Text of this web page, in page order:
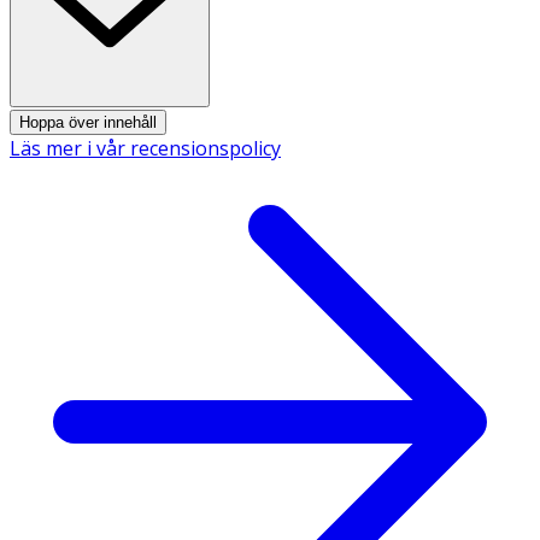
Hoppa över innehåll
Läs mer i vår recensionspolicy